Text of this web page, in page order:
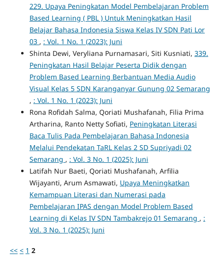
229. Upaya Peningkatan Model Pembelajaran Problem
Based Learning ( PBL ) Untuk Meningkatkan Hasil
Belajar Bahasa Indonesia Siswa Kelas IV SDN Pati Lor
03 , : Vol. 1 No. 1 (2023): Juni
Shinta Dewi, Veryliana Purnamasari, Siti Kusniati, 339.
Peningkatan Hasil Belajar Peserta Didik dengan
Problem Based Learning Berbantuan Media Audio
Visual Kelas 5 SDN Karanganyar Gunung 02 Semarang
, : Vol. 1 No. 1 (2023): Juni
Rona Rofidah Salma, Qoriati Mushafanah, Filia Prima
Artharina, Ranto Netty Sofiati, Peningkatan Literasi
Baca Tulis Pada Pembelajaran Bahasa Indonesia
Melalui Pendekatan TaRL Kelas 2 SD Supriyadi 02
Semarang , : Vol. 3 No. 1 (2025): Juni
Latifah Nur Baeti, Qoriati Mushafanah, Arfilia
Wijayanti, Arum Asmawati, Upaya Meningkatkan
Kemampuan Literasi dan Numerasi pada
Pembelajaran IPAS dengan Model Problem Based
Learning di Kelas IV SDN Tambakrejo 01 Semarang , :
Vol. 3 No. 1 (2025): Juni
<< < 1 2